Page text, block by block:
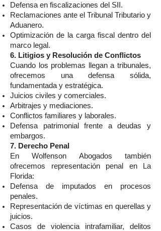
Defensa en fiscalizaciones del SII.
Reclamaciones ante el Tribunal Tributario y
Aduanero.
Optimización de la carga fiscal dentro del
marco legal.
6. Litigios y Resolución de Conflictos
Cuando los problemas llegan a tribunales,
ofrecemos una defensa sólida,
fundamentada y estratégica.
Juicios civiles y comerciales.
Arbitrajes y mediaciones.
Conflictos familiares y laborales.
Defensa patrimonial frente a deudas y
embargos.
7. Derecho Penal
En Wolfenson Abogados también
ofrecemos representación penal en La
Florida:
Defensa de imputados en procesos
penales.
Representación de víctimas en querellas y
juicios.
Casos de violencia intrafamiliar, delitos